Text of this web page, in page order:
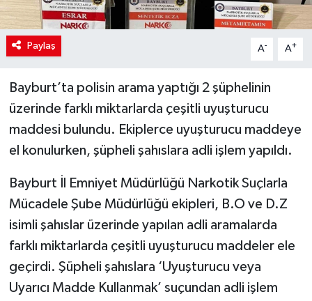
Paylaş A- A+
Bayburt’ta polisin arama yaptığı 2 şüphelinin
üzerinde farklı miktarlarda çeşitli uyuşturucu
maddesi bulundu. Ekiplerce uyuşturucu maddeye
el konulurken, şüpheli şahıslara adli işlem yapıldı.
Bayburt İl Emniyet Müdürlüğü Narkotik Suçlarla
Mücadele Şube Müdürlüğü ekipleri, B.O ve D.Z
isimli şahıslar üzerinde yapılan adli aramalarda
farklı miktarlarda çeşitli uyuşturucu maddeler ele
geçirdi. Şüpheli şahıslara ‘Uyuşturucu veya
Uyarıcı Madde Kullanmak’ suçundan adli işlem